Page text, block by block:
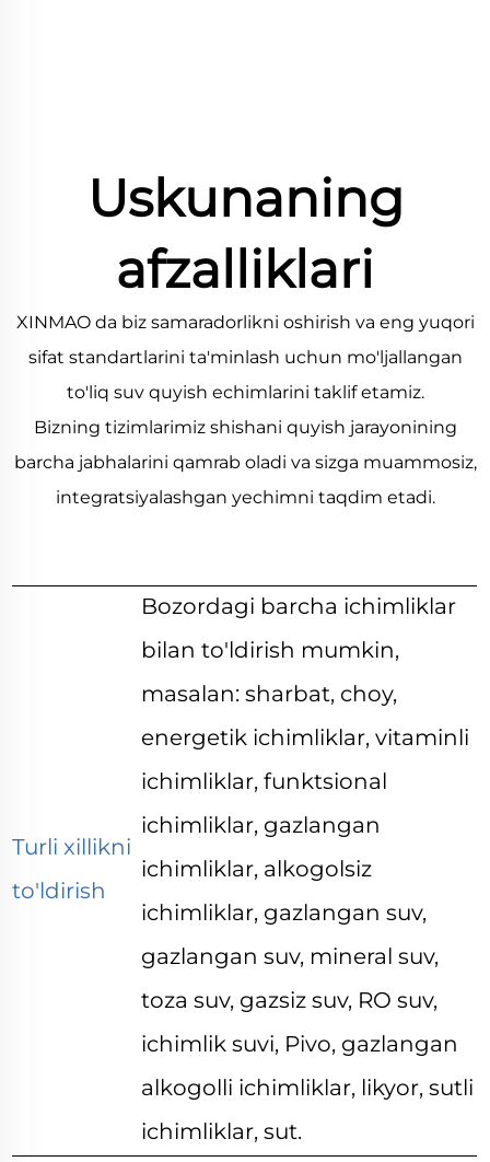
Uskunaning
afzalliklari
XINMAO da biz samaradorlikni oshirish va eng yuqori
sifat standartlarini ta'minlash uchun mo'ljallangan
to'liq suv quyish echimlarini taklif etamiz.
Bizning tizimlarimiz shishani quyish jarayonining
barcha jabhalarini qamrab oladi va sizga muammosiz,
integratsiyalashgan yechimni taqdim etadi.
Turli xillikni
to'ldirish
Bozordagi barcha ichimliklar
bilan to'ldirish mumkin,
masalan: sharbat, choy,
energetik ichimliklar, vitaminli
ichimliklar, funktsional
ichimliklar, gazlangan
ichimliklar, alkogolsiz
ichimliklar, gazlangan suv,
gazlangan suv, mineral suv,
toza suv, gazsiz suv, RO suv,
ichimlik suvi, Pivo, gazlangan
alkogolli ichimliklar, likyor, sutli
ichimliklar, sut.